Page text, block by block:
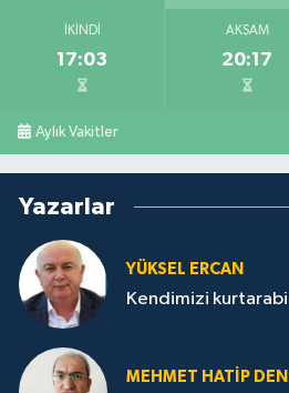
İKINDI
17:03
AKŞAM
20:17
Aylık Vakitler
Yazarlar
YÜKSEL ERCAN
Kendimizi
MEHMET HATİP